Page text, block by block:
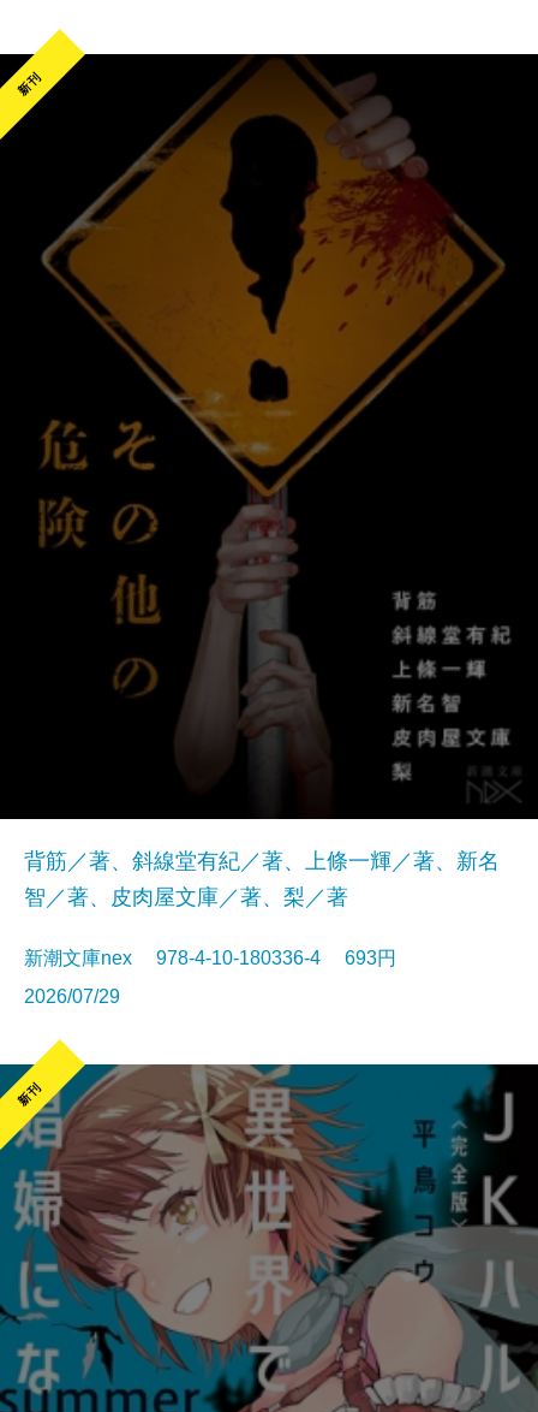
新刊
背筋／著、斜線堂有紀／著、上條一輝／著、新名
智／著、皮肉屋文庫／著、梨／著
新潮文庫nex 978-4-10-180336-4 693円
2026/07/29
新刊